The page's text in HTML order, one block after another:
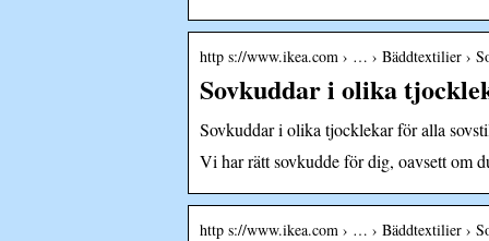
http s://www.ikea.com › … › Bäddtextilier ›
Sovkuddar i olika
Sovkuddar i olika tjocklekar för alla
Vi har rätt sovkudde för dig, oavsett om
http s://www.ikea.com › … › Bäddtextilier ›